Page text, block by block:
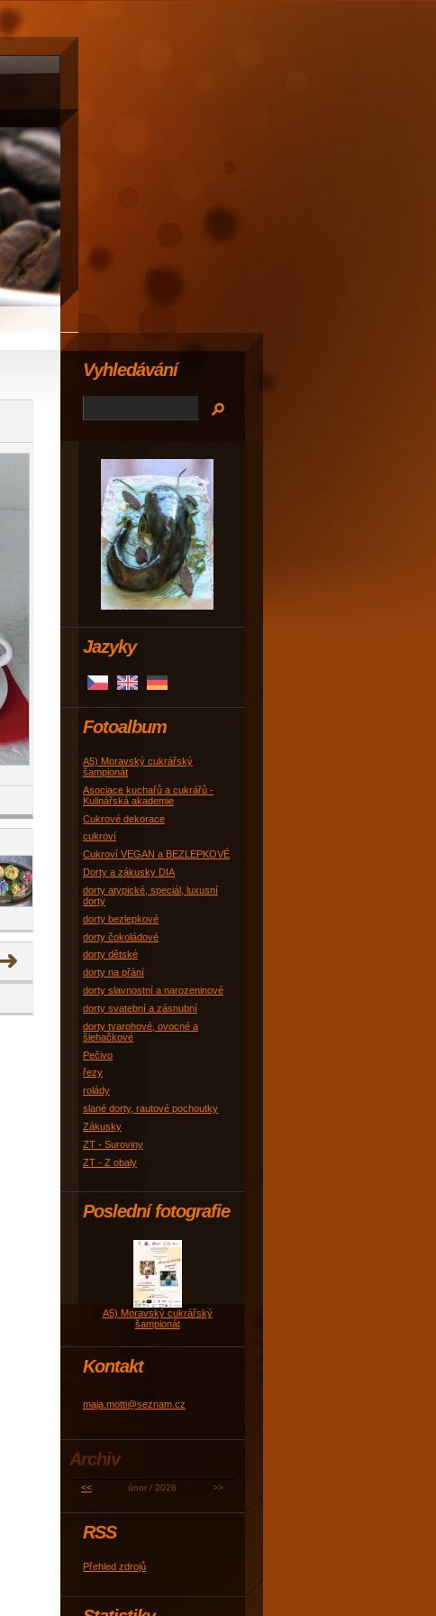
Jazyky
Fotoalbum
A5) Moravský cukrářský
šampionát
Asociace kuchařů a cukrářů -
Kulinářská akademie
Cukrové dekorace
cukroví
Cukroví VEGAN a BEZLEPKOVÉ
Dorty a zákusky DIA
dorty atypické, speciál, luxusní
dorty
dorty bezlepkové
dorty čokoládové
dorty dětské
dorty na přání
dorty slavnostní a narozeninové
dorty svatební a zásnubní
dorty tvarohové, ovocné a
šlehačkové
Pečivo
řezy
rolády
slané dorty, rautové pochoutky
Zákusky
ZT - Suroviny
ZT - Z obaly
Poslední fotografie
A5) Moravský cukrářský
šampionát
Kontakt
maja.motti@seznam.cz
Vyhledávání
Archiv
<< únor / 2026 >>
RSS
Přehled zdrojů